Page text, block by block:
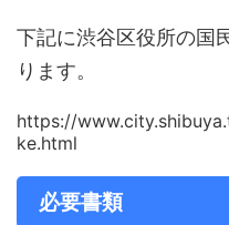
下記に渋谷区役所の国
ります。
https://
ke.html
必要書類